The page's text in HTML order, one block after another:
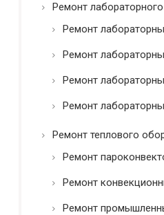
Ремонт
Ремонт
Ремонт
Ремонт
Ремонт
Ремонт теплового
Ремонт
Ремонт
Ремонт